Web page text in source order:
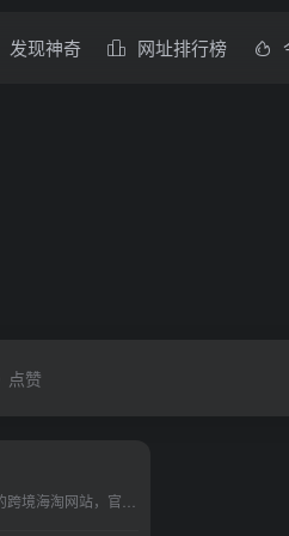
发现神奇 网址排行榜
点赞